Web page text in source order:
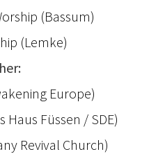
(Bassum)
(Lemke)
Europe)
Füssen / SDE)
Revival Church)